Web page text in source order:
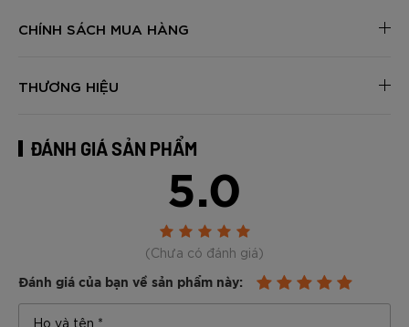
CHÍNH SÁCH MUA HÀNG
THƯƠNG HIỆU
ĐÁNH GIÁ SẢN PHẨM
5.0
(Chưa có đánh giá)
Đánh giá của bạn về sản phẩm này: